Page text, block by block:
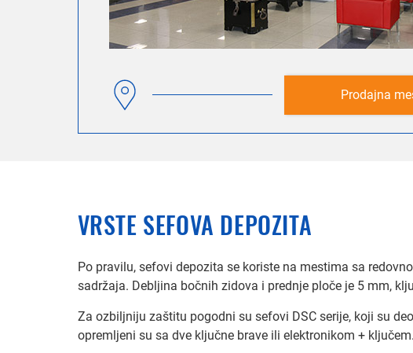
Prodajna
VRSTE SEFOVA DEPOZITA
Po pravilu, sefovi depozita se koriste na mestima sa
sadržaja. Debljina bočnih zidova i prednje ploče je 5 mm,
Za ozbiljniju zaštitu pogodni su sefovi DSC serije, koji su
opremljeni su sa dve ključne brave ili elektronikom +